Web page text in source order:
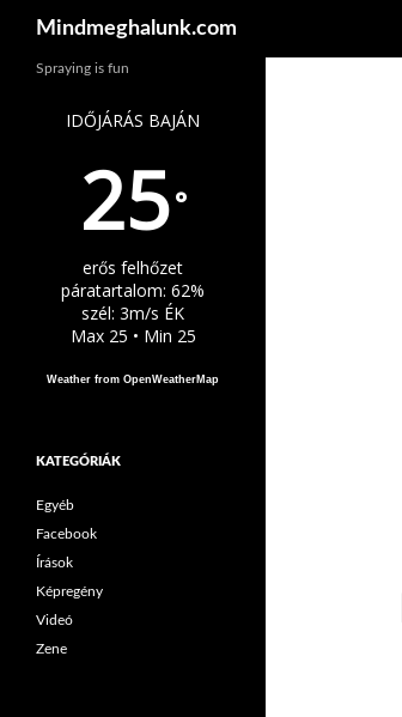
Mindmeghalunk.com
Spraying is fun
IDŐJÁRÁS BAJÁN
25°
erős felhőzet
páratartalom: 62%
szél: 3m/s ÉK
Max 25 • Min 25
Weather from OpenWeatherMap
KATEGÓRIÁK
Egyéb
Facebook
Írások
Képregény
Videó
Zene